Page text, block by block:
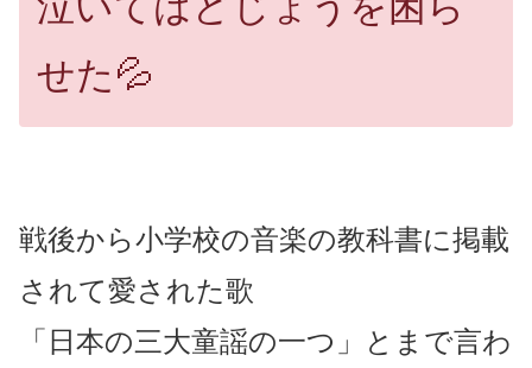
せた💦
戦後から小学校の音楽の教科書に掲載
されて愛された歌
「 日本の三大童謡の一つ 」とまで言わ